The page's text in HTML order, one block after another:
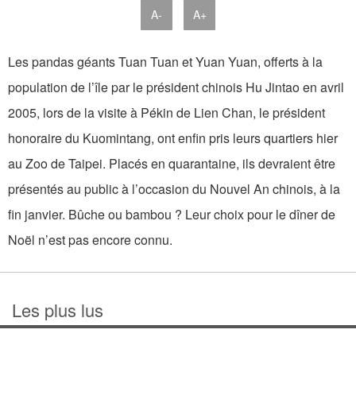
A- A+
Les pandas géants Tuan Tuan et Yuan Yuan, offerts à la
population de l’île par le président chinois Hu Jintao en avril
2005, lors de la visite à Pékin de Lien Chan, le président
honoraire du Kuomintang, ont enfin pris leurs quartiers hier
au Zoo de Taipei. Placés en quarantaine, ils devraient être
présentés au public à l’occasion du Nouvel An chinois, à la
fin janvier. Bûche ou bambou ? Leur choix pour le dîner de
Noël n’est pas encore connu.
Les plus lus